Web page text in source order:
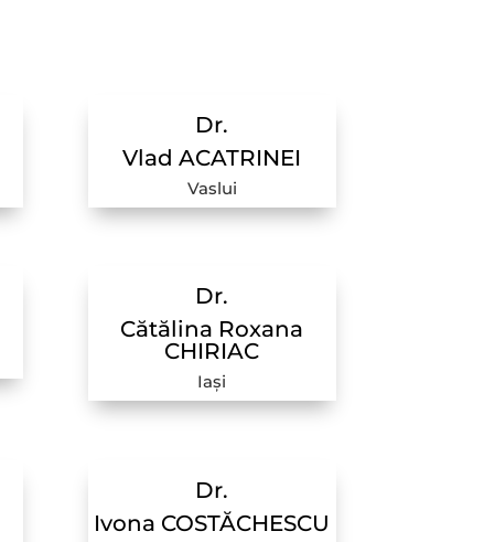
Dr.
Vlad ACATRINEI
Vaslui
Dr.
Cătălina Roxana
CHIRIAC
Iași
Dr.
Ivona COSTĂCHESCU